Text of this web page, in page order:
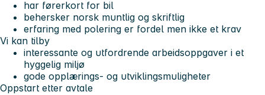
har førerkort for bil
behersker norsk muntlig og skriftlig
erfaring med polering er fordel men ikke et krav
Vi kan tilby
interessante og utfordrende arbeidsoppgaver i et
hyggelig miljø
gode opplærings- og utviklingsmuligheter
Oppstart etter avtale